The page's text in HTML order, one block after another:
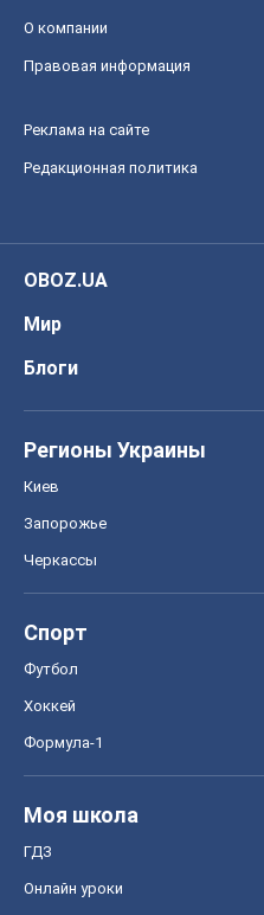
О компании
Правовая информация
Реклама на сайте
Редакционная политика
OBOZ.UA
Мир
Блоги
Регионы Украины
Киев
Запорожье
Черкассы
Спорт
Футбол
Хоккей
Формула-1
Моя школа
ГДЗ
Онлайн уроки